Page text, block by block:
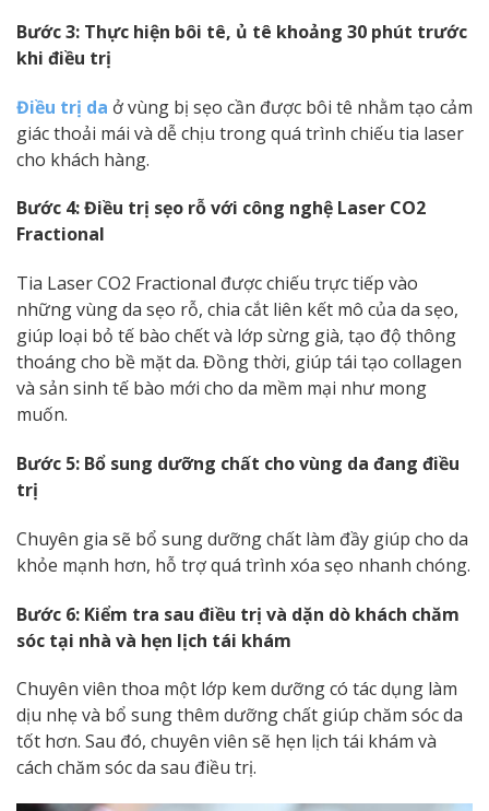
Bước 3: Thực hiện bôi tê, ủ tê khoảng 30 phút trước
khi điều trị
Điều trị da ở vùng bị sẹo cần được bôi tê nhằm tạo cảm
giác thoải mái và dễ chịu trong quá trình chiếu tia laser
cho khách hàng.
Bước 4: Điều trị sẹo rỗ với công nghệ Laser CO2
Fractional
Tia Laser CO2 Fractional được chiếu trực tiếp vào
những vùng da sẹo rỗ, chia cắt liên kết mô của da sẹo,
giúp loại bỏ tế bào chết và lớp sừng già, tạo độ thông
thoáng cho bề mặt da. Đồng thời, giúp tái tạo collagen
và sản sinh tế bào mới cho da mềm mại như mong
muốn.
Bước 5: Bổ sung dưỡng chất cho vùng da đang điều
trị
Chuyên gia sẽ bổ sung dưỡng chất làm đầy giúp cho da
khỏe mạnh hơn, hỗ trợ quá trình xóa sẹo nhanh chóng.
Bước 6: Kiểm tra sau điều trị và dặn dò khách chăm
sóc tại nhà và hẹn lịch tái khám
Chuyên viên thoa một lớp kem dưỡng có tác dụng làm
dịu nhẹ và bổ sung thêm dưỡng chất giúp chăm sóc da
tốt hơn. Sau đó, chuyên viên sẽ hẹn lịch tái khám và
cách chăm sóc da sau điều trị.